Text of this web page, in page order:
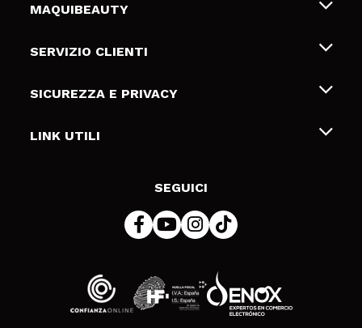
MAQUIBEAUTY
Chi siamo
Gift Cards
SERVIZIO CLIENTI
Spedizioni & Resi
Metodi di pagamamento
SICUREZZA E PRIVACY
Termini e condizioni
LINK UTILI
SEGUICI